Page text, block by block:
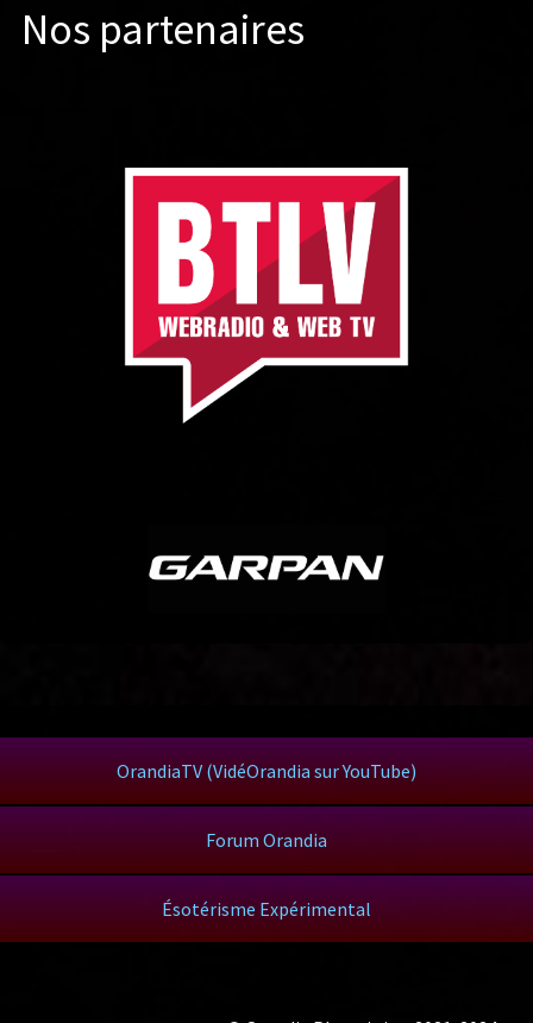
Nos partenaires
OrandiaTV (VidéOrandia sur YouTube)
Forum Orandia
Ésotérisme Expérimental